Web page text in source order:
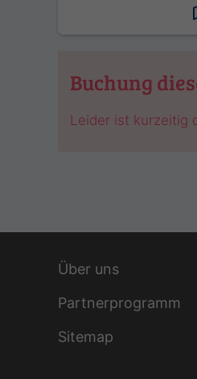
Buchung
Leider ist kurzeitig
Über uns
Partnerprogramm
Sitemap